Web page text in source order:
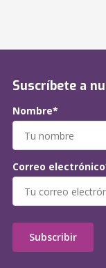
Suscríbete a
Nombre*
Correo
Subscribir